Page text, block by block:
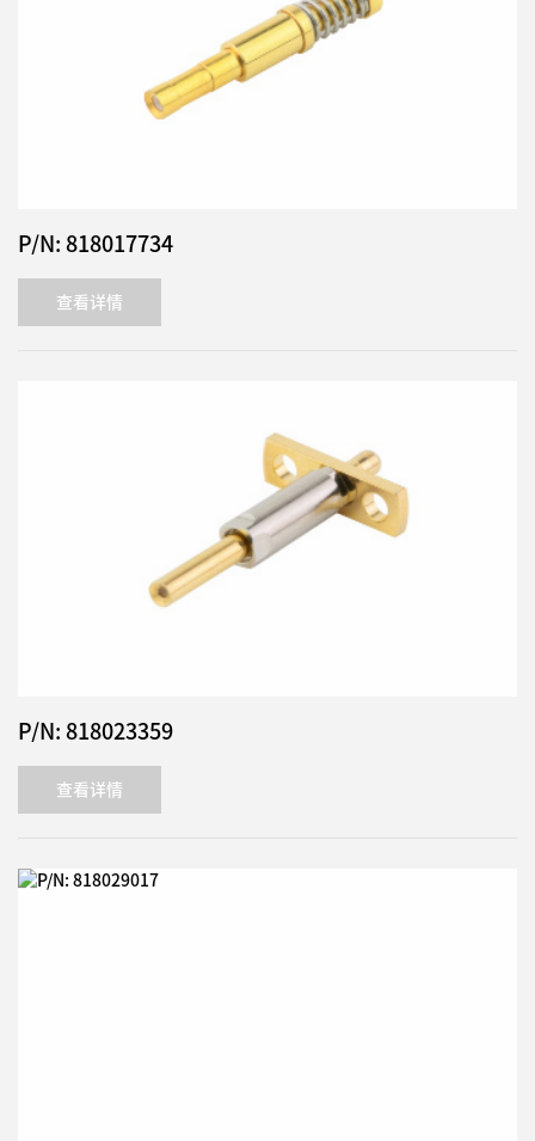
P/N: 818017734
查看详情
P/N: 818023359
查看详情